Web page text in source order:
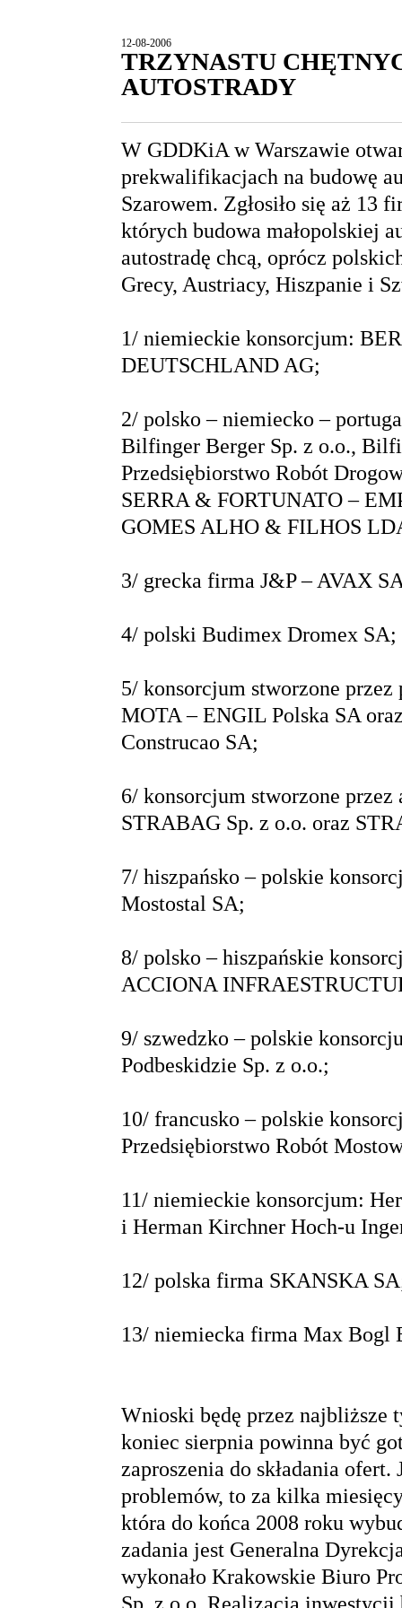
12-08-2006
TRZYNASTU
AUTOSTRADY
W GDDKiA w Warszawie
prekwalifikacjach na budowę
Szarowem. Zgłosiło się aż 13
których budowa małopolskiej
autostradę chcą, oprócz
Grecy, Austriacy, Hiszpanie i
1/ niemieckie konsorcjum:
DEUTSCHLAND AG;
2/ polsko – niemiecko –
Bilfinger Berger Sp. z o.o.,
Przedsiębiorstwo Robót
SERRA & FORTUNATO –
GOMES ALHO & FILHOS
3/ grecka firma J&P – AVAX
4/ polski Budimex Dromex SA;
5/ konsorcjum stworzone
MOTA – ENGIL Polska SA
Construcao SA;
6/ konsorcjum stworzone
STRABAG Sp. z o.o. oraz
7/ hiszpańsko – polskie
Mostostal SA;
8/ polsko – hiszpańskie
ACCIONA
9/ szwedzko – polskie
Podbeskidzie Sp. z o.o.;
10/ francusko – polskie
Przedsiębiorstwo Robót
11/ niemieckie konsorcjum:
i Herman Kirchner Hoch-u
12/ polska firma SKANSKA
13/ niemiecka firma Max Bogl
Wnioski będę przez najbliższe
koniec sierpnia powinna być
zaproszenia do składania
problemów, to za kilka
która do końca 2008 roku
zadania jest Generalna
wykonało Krakowskie Biuro